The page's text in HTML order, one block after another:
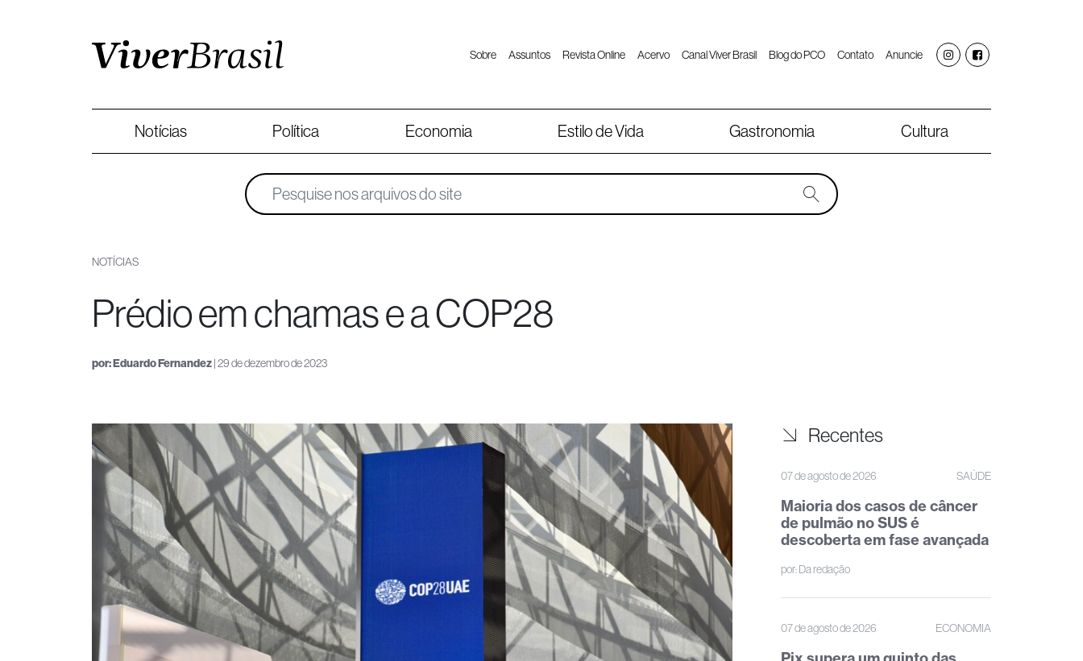
Sobre Assuntos Revista Online Acervo Canal Viver Brasil Blog do PCO Contato Anuncie
Notícias Política Economia Estilo de Vida Gastronomia Cultura
NOTÍCIAS
Prédio em chamas e a COP28
por:Eduardo Fernandez| 29 de dezembro de 2023
Recentes
07 de agosto de 2026 SAÚDE
Maioria dos casos de câncer
de pulmão no SUS é
descoberta em fase avançada
por:Da redação
07 de agosto de 2026 ECONOMIA